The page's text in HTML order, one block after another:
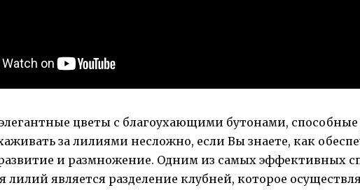
цветы с благоухающими бутонами, способные
за лилиями несложно, если Вы знаете, как
и размножение. Одним из самых эффективных
лилий является разделение клубней, которое